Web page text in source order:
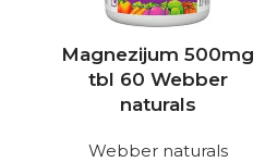
Magnezijum 500mg
tbl 60 Webber
naturals
Webber naturals